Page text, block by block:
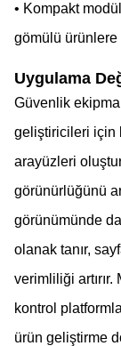
• Kompakt
gömülü
Uygulama
Güvenlik
geliştiricileri için
arayüzleri
görünürlüğünü
görünümünde
olanak tanır,
verimliliği
kontrol
ürün geliştirme